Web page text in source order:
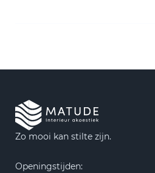
Zo mooi kan stilte zijn.
Openingstijden: